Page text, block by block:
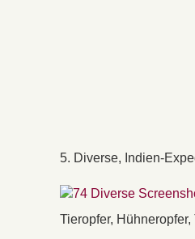
5. Diverse, Indien-
Tieropfer,